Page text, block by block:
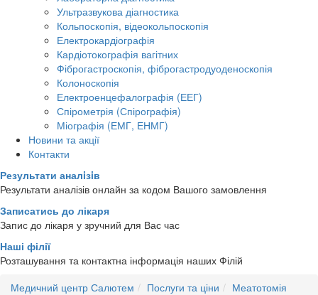
Ультразвукова діагностика
Кольпоскопія, відеокольпоскопія
Електрокардіографія
Кардіотокографія вагітних
Фіброгастроскопія, фіброгастродуоденоскопія
Колоноскопія
Електроенцефалографія (ЕЕГ)
Спірометрія (Спірографія)
Міографія (ЕМГ, ЕНМГ)
Новини та акції
Контакти
Результати аналiзiв
Результати аналізів онлайн за кодом Вашого замовлення
Записатись до лікаря
Запис до лікаря у зручний для Вас час
Наші філії
Розташування та контактна інформація наших Філій
Медичний центр Салютем
Послуги та ціни Меатотомія